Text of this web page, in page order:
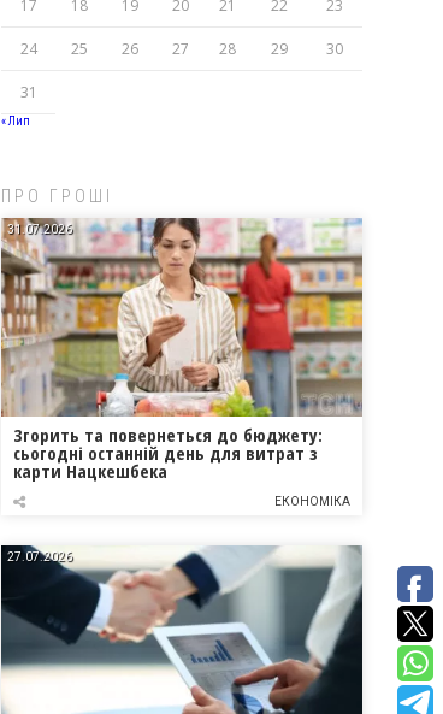
17 18 19 20 21 22 23
24 25 26 27 28 29 30
31
« Лип
ПРО ГРОШІ
31.07.2026
Згорить та повернеться до бюджету:
сьогодні останній день для витрат з
карти Нацкешбека
ЕКОНОМІКА
27.07.2026